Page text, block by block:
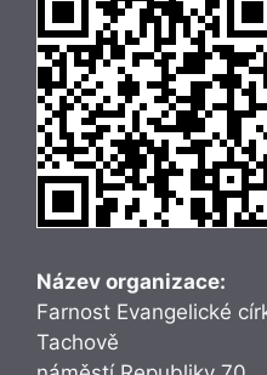
Název organizace:
Farnost Evangelické
Tachově